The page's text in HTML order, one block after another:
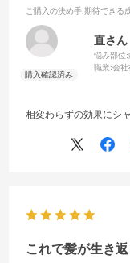
ご購入の決め手:期待できる
直さん
悩み部位:
職業:会社
相変わらずの効果にシ
これで髪が生き返